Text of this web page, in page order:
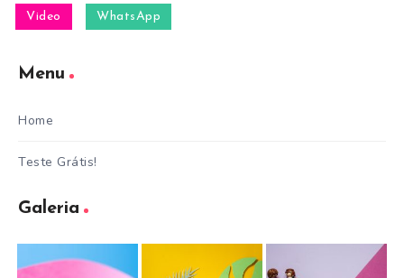
Video WhatsApp
Menu
Home
Teste Grátis!
Galeria